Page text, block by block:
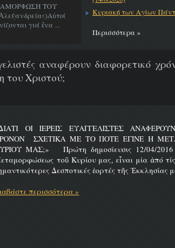
ΤΟΥ
γιά ἕνα ...
Κυριακή των Αγίων
Περισσότερα »
αναφέρουν διαφορετικό
του Χριστού;
ΟΙ ΙΕΡΕΙΣ ΕΥΑΓΓΕΛΙΣΤΕΣ
ΣΧΕΤΙΚΑ ΜΕ ΤΟ ΠΟΤΕ ΕΓΙΝΕ Η
ΜΑΣ;» Πρώτη δημοσίευσις 12/04/
τοῦ Κυρίου μας, εἶναι μία ἀπό
Δεσποτικές ἑορτές τῆς Ἐκκλησίας
περισσότερα »